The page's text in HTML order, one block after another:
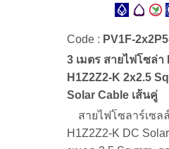
Code : PV1F-
3 เมตร สายไฟโซล่า
H1Z2Z2-K 2x2.5
Solar Cable เส้นคู่
สายไฟโซลาร์เซล
H1Z2Z2-K DC